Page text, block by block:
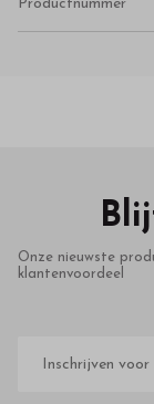
Productnummer
Onze nieuwste
klantenvoordeel
mailadres